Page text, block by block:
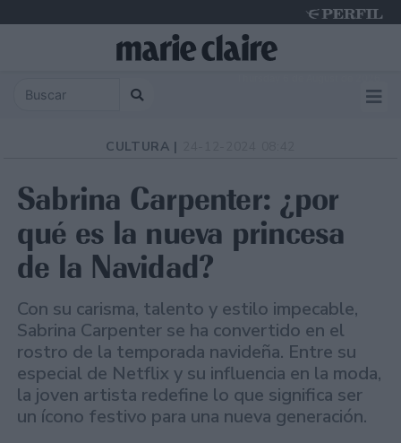
CULTURA |
Sabrina Carpenter: ¿por
qué es la nueva princesa
de la Navidad?
Con su carisma, talento y estilo impecable,
Sabrina Carpenter se ha convertido en el
rostro de la temporada navideña. Entre su
especial de Netflix y su influencia en la moda,
la joven artista redefine lo que significa ser
un ícono festivo para una nueva generación.